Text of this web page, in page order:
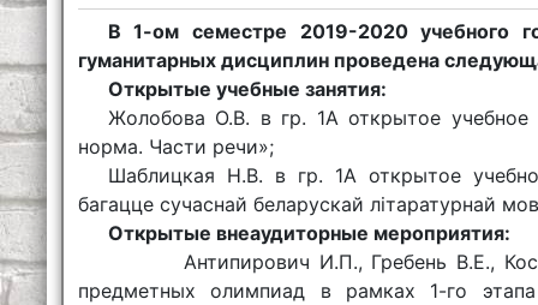
В 1-ом семестре 2019-2020 учебного
гуманитарных дисциплин проведена
Открытые учебные занятия:
Жолобова О.В. в гр. 1А открытое
норма. Части речи»;
Шаблицкая Н.В. в гр. 1А открытое
багацце сучаснай беларускай лiтаратурнай
Открытые внеаудиторные мероприятия:
Антипирович И.П., Гребень В.Е.,
предметных олимпиад в рамках 1-го